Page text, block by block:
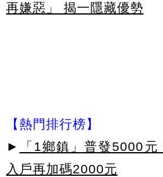
再嫌惡」 揭一隱藏優勢
【熱門排行榜】
►
「1鄉鎮」普發5000
入戶再加碼2000元